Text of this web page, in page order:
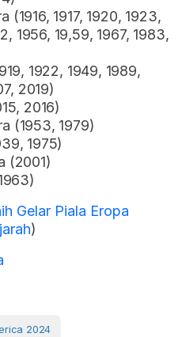
(1916, 1917, 1920, 1923,
1956, 19,59, 1967, 1983,
1922, 1949, 1989,
2019)
2016)
(1953, 1979)
1975)
(2001)
Gelar Piala Eropa
)
2024